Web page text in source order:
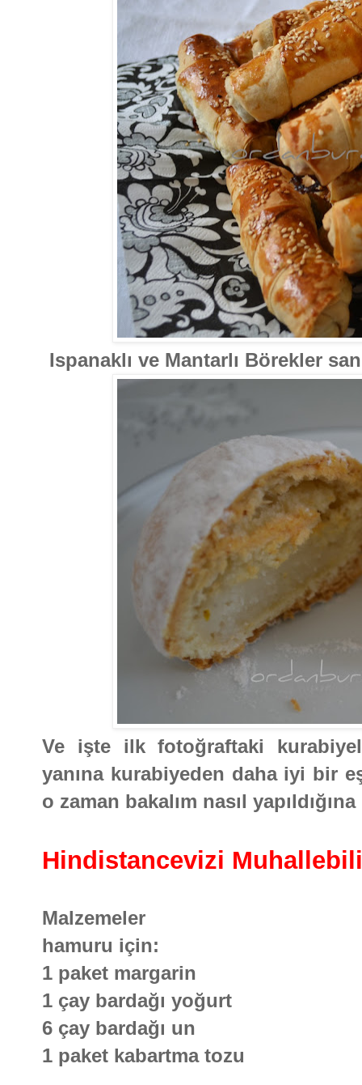
Ispanaklı ve Mantarlı Börekler
Ve işte ilk fotoğraftaki
yanına kurabiyeden daha iyi bir
o zaman bakalım nasıl
Hindistancevizi
Malzemeler
hamuru için:
1 paket margarin
1 çay bardağı yoğurt
6 çay bardağı un
1 paket kabartma tozu